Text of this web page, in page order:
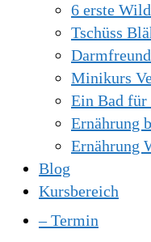
6 erste
Tschüss
Minikurs
Ein Bad für
Ernährung
Ernährung
Blog
Kursbereich
– Termin